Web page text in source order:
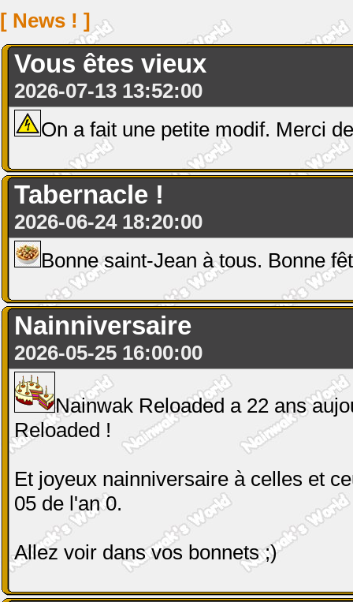
[ News ! ]
Vous êtes vieux
2026-07-13 13:52:00
On a fait une petite modif. Merci
Tabernacle !
2026-06-24 18:20:00
Bonne saint-Jean à tous. Bonne
Nainniversaire
2026-05-25 16:00:00
Nainwak Reloaded a 22 ans
Reloaded !
Et joyeux nainniversaire à celles et
05 de l'an 0.
Allez voir dans vos bonnets ;)